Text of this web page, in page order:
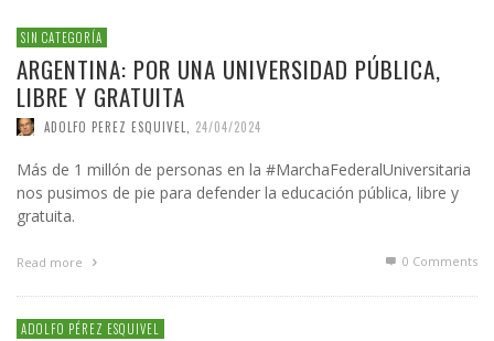
SIN CATEGORÍA
ARGENTINA: POR UNA UNIVERSIDAD PÚBLICA,
LIBRE Y GRATUITA
ADOLFO PEREZ ESQUIVEL 24/04/2024
Más de 1 millón de personas en la #MarchaFederalUniversitaria
nos pusimos de pie para defender la educación pública, libre y
gratuita.
Read more 0 Comments
ADOLFO PÉREZ ESQUIVEL